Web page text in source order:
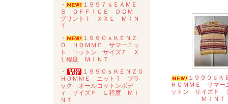
・
１９９７ｓＥＡＭＥ
Ｓ ＯＦＦＩＣＥ ＤＣＭ
プリントＴ ＸＸＬ ＭＩＮ
Ｔ
・
１９９０ｓＫＥＮＺ
Ｏ ＨＯＭＭＥ サマーニッ
ト コットン サイズＦ Ｘ
Ｌ程度 ＭＩＮＴ
・
１９９０ｓＫＥＮＺＯ
ＨＯＭＭＥ ニットＴ ブラ
ック オールコットンボデ
ィ サイズＦ Ｌ程度 ＭＩ
ＮＴ
１９９０ｓ
ＨＯＭＭＥ サマ
ットン サイズＦ
ＭＩＮＴ